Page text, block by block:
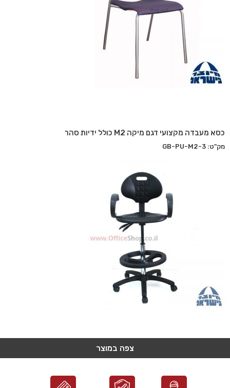
צפה במוצר
צפה במוצר
צפה במוצר
צפה במוצר
כסא מעבדה מקצועי דגם מיקה M2 כולל ידיות סהר
מק"ט: GB-PU-M2-3
צפה במוצר